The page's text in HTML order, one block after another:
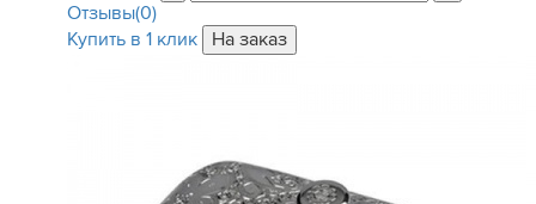
Отзывы(0)
Купить в 1 клик